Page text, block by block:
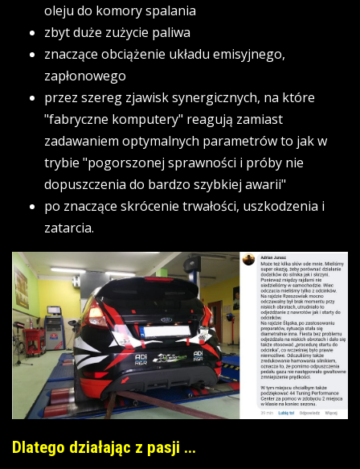
oleju do komory spalania
zbyt duże zużycie paliwa
znaczące obciążenie układu emisyjnego,
zapłonowego
przez szereg zjawisk synergicznych, na które
"fabryczne komputery" reagują zamiast
zadawaniem optymalnych parametrów to jak w
trybie "pogorszonej sprawności i próby nie
dopuszczenia do bardzo szybkiej awarii"
po znaczące skrócenie trwałości, uszkodzenia i
zatarcia.
Dlatego działając z pasji ...